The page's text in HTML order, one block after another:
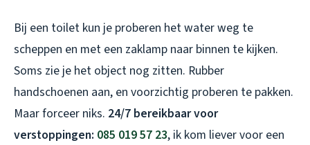
Bij een toilet kun je proberen het water weg te
scheppen en met een zaklamp naar binnen te kijken.
Soms zie je het object nog zitten. Rubber
handschoenen aan, en voorzichtig proberen te pakken.
Maar forceer niks. 24/7 bereikbaar voor
verstoppingen: 085 019 57 23, ik kom liever voor een